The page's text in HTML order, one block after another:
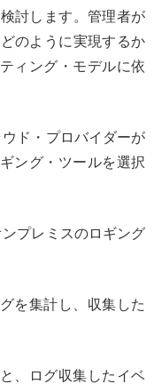
討します。管理者が
のように実現するか
ィング・モデルに依
ド・プロバイダーが
ング・ツールを選択
プレミスのロギング
を集計し、収集した
、ログ収集したイベ